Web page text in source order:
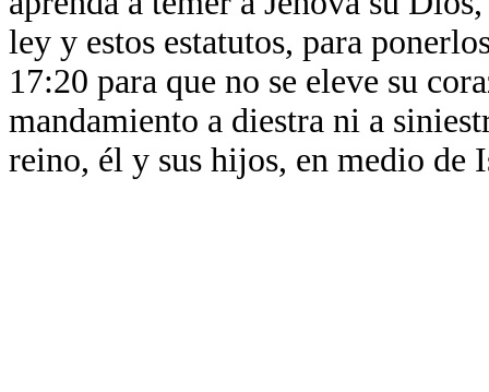
ley y estos estatutos, para
17:20 para que no se eleve su
mandamiento a diestra ni a
reino, él y sus hijos, en medio de